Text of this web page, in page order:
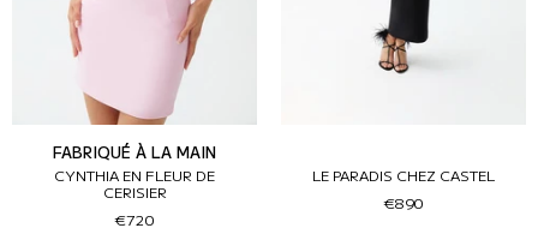
FABRIQUÉ À LA MAIN
CYNTHIA EN FLEUR DE
CERISIER
€720
LE PARADIS CHEZ CASTEL
€890